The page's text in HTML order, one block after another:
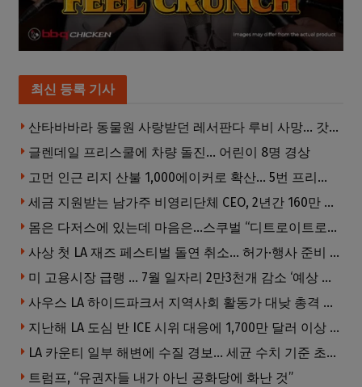
최신 등록 기사
산타바바라 동물원 사랑받던 레서판다 루비 사망… 갓 태어난 새끼 2마리 잃은 지 수주 만
글렌데일 프리스쿨에 차량 돌진… 어린이 8명 경상
고먼 인근 리지 산불 1,000에이커로 확산… 5번 프리웨이 양방향 전면 폐쇄
세금 지원받는 남가주 비영리단체 CEO, 2년간 160만 달러 이상 받아… 미사용 휴가수당만 수십만 달러
몸은 다저스에 있는데 마음은…스쿠벌 “디트로이트로 돌아가고파”
사상 첫 LA 재즈 페스티벌 돌연 취소… 허가·행사 준비 문제로 일정 변경
미 고용시장 급랭 … 7월 일자리 2만3천개 감소 ‘예상 밖 쇼크’
사우스 LA 하이드파크서 지역사회 활동가 대낮 총격 사망… 용의자 도주
지난해 LA 도심 반 ICE 시위 대응에 1,700만 달러 이상 지출… LAPD, 대규모 시위 대비 강화 필요
LA 카운티 일부 해변에 수질 경보… 세균 수치 기준 초과, 입수 자제 당부
트럼프, “유권자들 내가 아닌 공화당에 화난 것”